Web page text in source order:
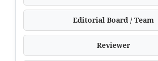
Editorial Board / Team
Reviewer